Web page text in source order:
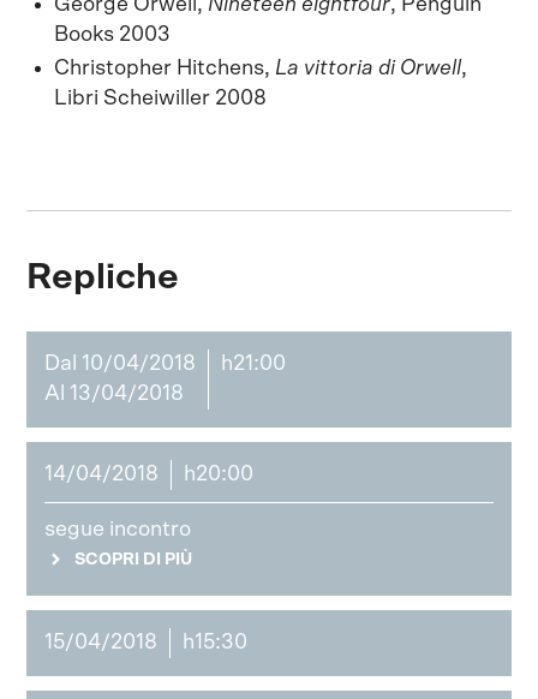
George Orwell, Nineteen eightfour, Penguin
Books 2003
Christopher Hitchens, La vittoria di Orwell,
Libri Scheiwiller 2008
Repliche
Dal 10/04/2018
Al 13/04/2018
h21:00
14/04/2018 h20:00
segue incontro
SCOPRI DI PIÙ
15/04/2018 h15:30